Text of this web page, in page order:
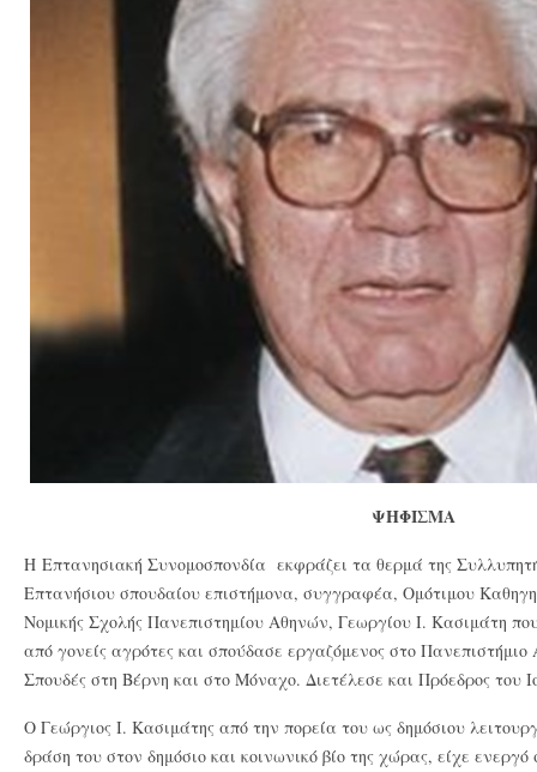
ΨΗΦΙΣΜΑ
Η Επτανησιακή Συνομοσπονδία εκφράζει τα θερμά της
Επτανήσιου σπουδαίου επιστήμονα, συγγραφέα, Ομότιμου
Νομικής Σχολής Πανεπιστημίου Αθηνών, Γεωργίου Ι. Κασιμάτη
από γονείς αγρότες και σπούδασε εργαζόμενος στο
Σπουδές στη Βέρνη και στο Μόναχο. Διετέλεσε και Πρόεδρος του
Ο Γεώργιος Ι. Κασιμάτης από την πορεία του ως δημόσιου
δράση του στον δημόσιο και κοινωνικό βίο της χώρας, είχε